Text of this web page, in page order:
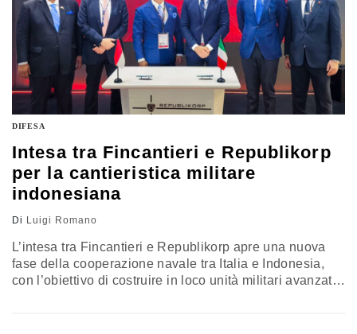
dell’Istituto affari internazionali
DIFESA
Intesa tra Fincantieri e Republikorp
per la cantieristica militare
indonesiana
Di Luigi Romano
L’intesa tra Fincantieri e Republikorp apre una nuova
fase della cooperazione navale tra Italia e Indonesia,
con l’obiettivo di costruire in loco unità militari avanzate